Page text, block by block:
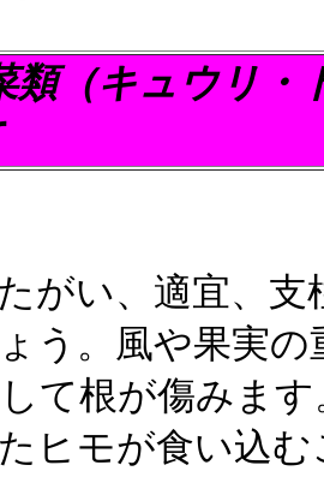
類（キュウリ・
がい、適宜、支
う。風や果実
て根が傷みま
ヒモが食い込